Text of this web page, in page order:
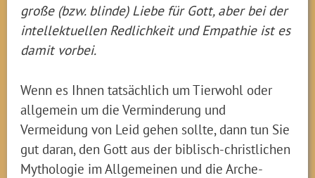
große (bzw. blinde) Liebe für Gott, aber bei der
intellektuellen Redlichkeit und Empathie ist es
damit vorbei.
Wenn es Ihnen tatsächlich um Tierwohl oder
allgemein um die Verminderung und
Vermeidung von Leid gehen sollte, dann tun Sie
gut daran, den Gott aus der biblisch-christlichen
Mythologie im Allgemeinen und die Arche-